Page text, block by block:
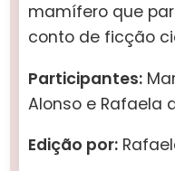
mamífero que
conto de ficção
Participantes:
Alonso e Rafaela
Edição por: